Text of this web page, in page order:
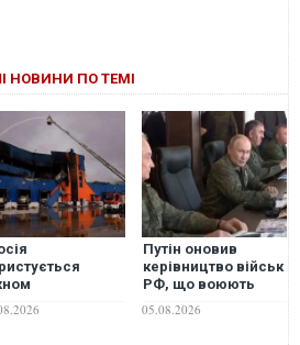
НОВИНИ ПО ТЕМІ
Кларк
Путін оновив
керівництво військ
РФ, що воюють
05.08.2026